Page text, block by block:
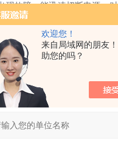
欢迎您！
来自局域网的朋友
助您的吗？
现故障，能迅速切断电源。
程度较高的磨床，考虑操
急停车的装置，要安排在操